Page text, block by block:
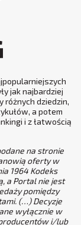
jak najbardziej
różnych dziedzin,
a potem
i z łatwością
na stronie
oferty w
1964 Kodeks
a Portal nie jest
pomiędzy
(…) Decyzje
wyłącznie w
i/lub